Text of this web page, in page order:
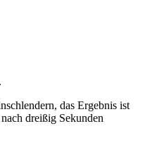
das Ergebnis ist
dreißig Sekunden